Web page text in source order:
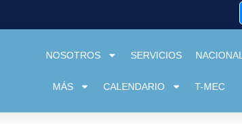
NOSOTROS SERVICIOS NACIONAL
MÁS CALENDARIO T-MEC